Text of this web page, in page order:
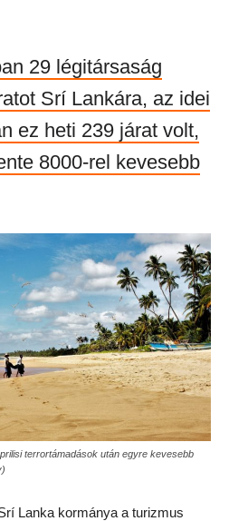
29 légitársaság
Srí Lankára, az idei
ez heti 239 járat volt,
8000-rel kevesebb
terrortámadások után egyre kevesebb
Lanka kormánya a turizmus